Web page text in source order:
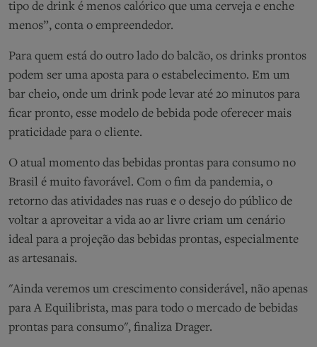
tipo de drink é menos calórico que uma cerveja e enche
menos”, conta o empreendedor.
Para quem está do outro lado do balcão, os drinks prontos
podem ser uma aposta para o estabelecimento. Em um
bar cheio, onde um drink pode levar até 20 minutos para
ficar pronto, esse modelo de bebida pode oferecer mais
praticidade para o cliente.
O atual momento das bebidas prontas para consumo no
Brasil é muito favorável. Com o fim da pandemia, o
retorno das atividades nas ruas e o desejo do público de
voltar a aproveitar a vida ao ar livre criam um cenário
ideal para a projeção das bebidas prontas, especialmente
as artesanais.
"Ainda veremos um crescimento considerável, não apenas
para A Equilibrista, mas para todo o mercado de bebidas
prontas para consumo", finaliza Drager.